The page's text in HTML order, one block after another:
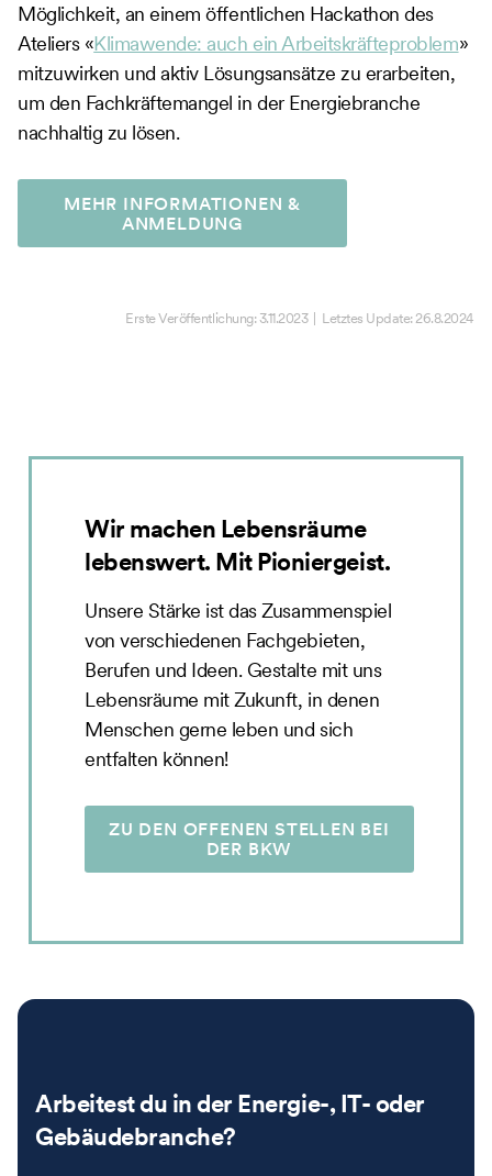
Möglichkeit, an einem öffentlichen Hackathon des
Ateliers «Klimawende: auch ein Arbeitskräfteproblem»
mitzuwirken und aktiv Lösungsansätze zu erarbeiten,
um den Fachkräftemangel in der Energiebranche
nachhaltig zu lösen.
MEHR INFORMATIONEN &
ANMELDUNG
Erste Veröffentlichung:3.11.2023| Letztes Update:26.8.2024
Wir machen Lebensräume
lebenswert. Mit Pioniergeist.
Unsere Stärke ist das Zusammenspiel
von verschiedenen Fachgebieten,
Berufen und Ideen. Gestalte mit uns
Lebensräume mit Zukunft, in denen
Menschen gerne leben und sich
entfalten können!
ZU DEN OFFENEN STELLEN BEI
DER BKW
Arbeitest du in der Energie-, IT- oder
Gebäudebranche?